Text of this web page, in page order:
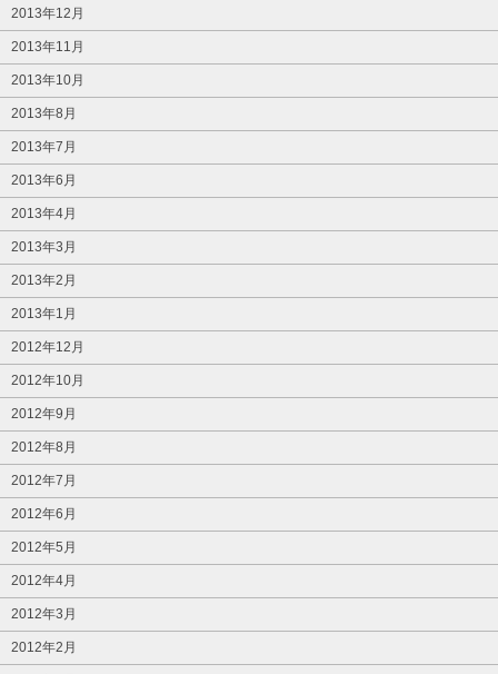
2013年12月
2013年11月
2013年10月
2013年8月
2013年7月
2013年6月
2013年4月
2013年3月
2013年2月
2013年1月
2012年12月
2012年10月
2012年9月
2012年8月
2012年7月
2012年6月
2012年5月
2012年4月
2012年3月
2012年2月